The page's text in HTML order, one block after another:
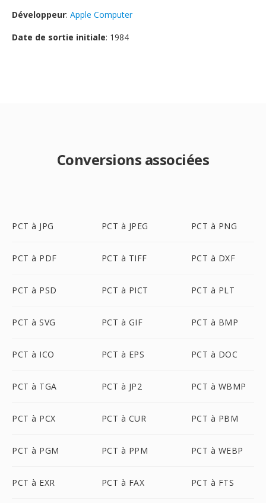
Développeur: Apple Computer
Date de sortie initiale: 1984
Conversions associées
PCT à JPG PCT à JPEG PCT à PNG
PCT à PDF PCT à TIFF PCT à DXF
PCT à PSD PCT à PICT PCT à PLT
PCT à SVG PCT à GIF PCT à BMP
PCT à ICO PCT à EPS PCT à DOC
PCT à TGA PCT à JP2 PCT à WBMP
PCT à PCX PCT à CUR PCT à PBM
PCT à PGM PCT à PPM PCT à WEBP
PCT à EXR PCT à FAX PCT à FTS